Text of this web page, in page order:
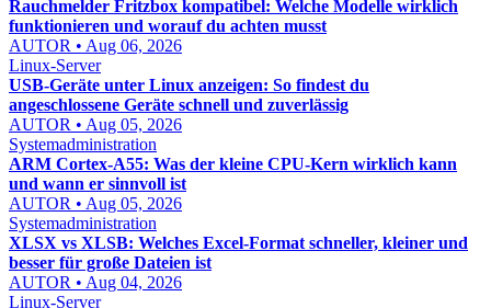
Rauchmelder Fritzbox kompatibel: Welche Modelle wirklich
funktionieren und worauf du achten musst
AUTOR • Aug 06, 2026
Linux-Server
USB-Geräte unter Linux anzeigen: So findest du
angeschlossene Geräte schnell und zuverlässig
AUTOR • Aug 05, 2026
Systemadministration
ARM Cortex-A55: Was der kleine CPU-Kern wirklich kann
und wann er sinnvoll ist
AUTOR • Aug 05, 2026
Systemadministration
XLSX vs XLSB: Welches Excel-Format schneller, kleiner und
besser für große Dateien ist
AUTOR • Aug 04, 2026
Linux-Server